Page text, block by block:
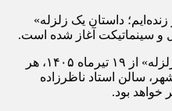
داستان یک زلزله»
و سینماتیکت آغاز شده است.
نمایش «هنوز زنده‌ایم؛ داستان یک زلزله» از ۱۹ تیرماه ۱۴۰۵، هر
ایرانشهر، سالن استاد ناظرزاده
خواهد بود.